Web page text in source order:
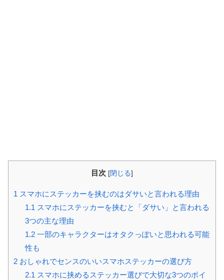
目次 [閉じる]
1 スマホにステッカーを挟むのはダサいと言われる理由
1.1スマホにステッカーを挟むと「ダサい」と言われる
3つの主な理由
1.2一部のキャラクターはオタクっぽいと思われる可能
性も
2 おしゃれでセンスのいいスマホステッカーの選び方
2.1スマホに挟めるステッカー選びで大切な3つのポイ